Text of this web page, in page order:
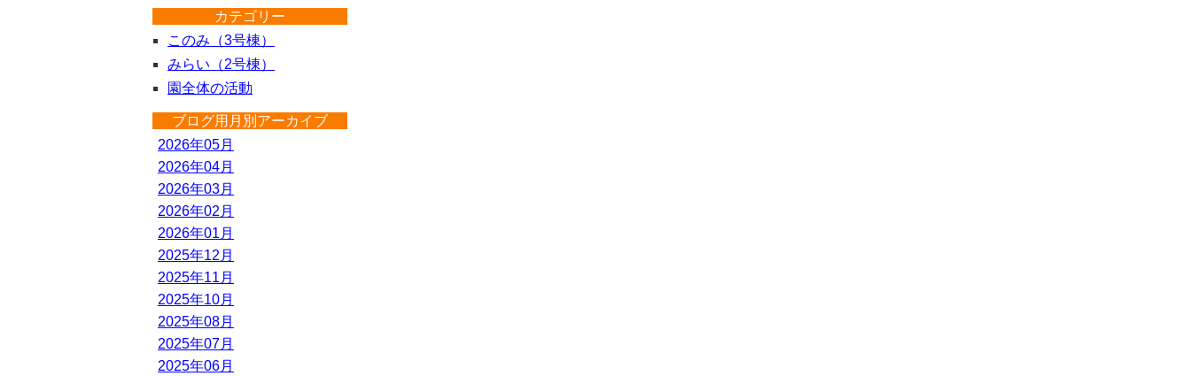
カテゴリー
このみ（3号棟）
みらい（2号棟）
園全体の活動
ブログ用月別アーカイブ
2026年05月
2026年04月
2026年03月
2026年02月
2026年01月
2025年12月
2025年11月
2025年10月
2025年08月
2025年07月
2025年06月